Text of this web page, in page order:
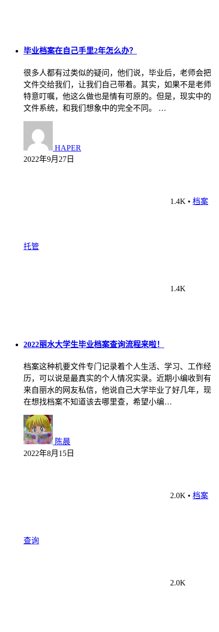
毕业档案在自己手里2年怎么办？
很多人都有过类似的疑问，他们说，毕业后，老师会把
文件交给我们，让我们自己带着。其实，如果不是老师
特意叮嘱，他这么做也是情有可原的。但是，现实中的
文件系统，和我们想象中的完全不同。 …
HAPER
2022年9月27日
1.4K • 档案
托管
1.4K
2022丽水大学生毕业档案查询流程来啦！
档案这种机要文件专门记录着个人生活、学习、工作经
历，可以说是最真实的个人情况实录。近期小编收到有
来自丽水的网友私信，他说自己大学毕业了好几年，现
在想找档案不知道该去哪里查，希望小编…
陈晨
2022年8月15日
2.0K • 档案
查询
2.0K